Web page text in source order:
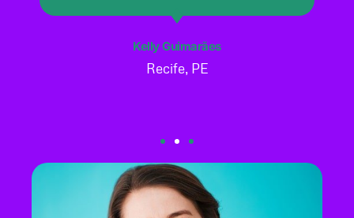
Kelly Guimarães
Recife, PE